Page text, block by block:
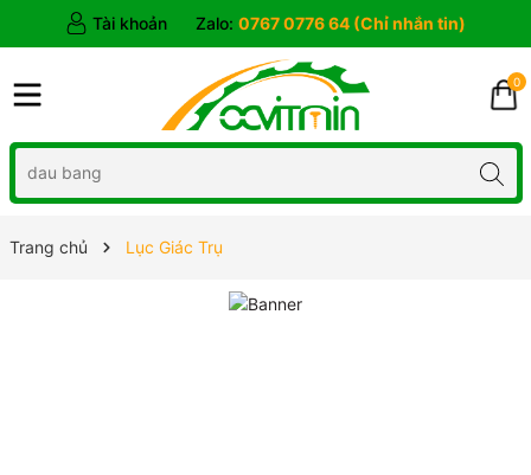
Tài khoản Zalo: 0767 0776 64 (Chỉ nhắn tin)
0
Trang chủ Lục Giác Trụ